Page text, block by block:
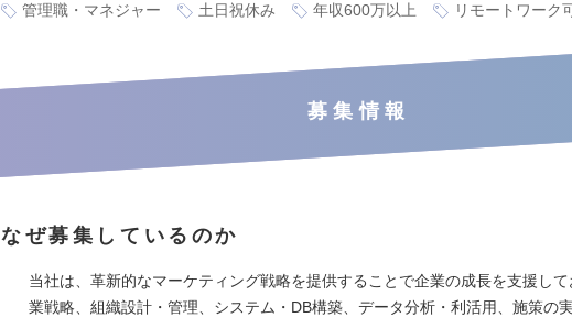
管理職・マネジャー 土日祝休み 年収600万以上 リモートワーク
募集情報
なぜ募集しているのか
当社は、革新的なマーケティング戦略を提供することで企業の成長を支援し
業戦略、組織設計・管理、システム・DB構築、データ分析・利活用、施策の